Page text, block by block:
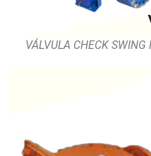
VÁLVULA CHECK SWING